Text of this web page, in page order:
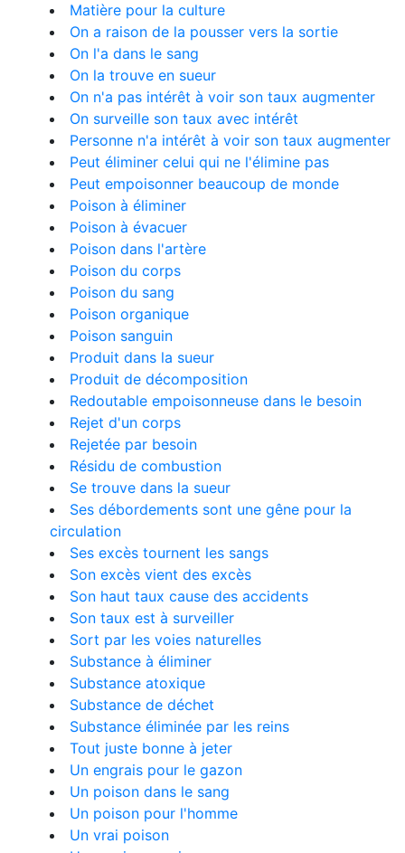
Matière pour la culture
On a raison de la pousser vers la sortie
On l'a dans le sang
On la trouve en sueur
On n'a pas intérêt à voir son taux augmenter
On surveille son taux avec intérêt
Personne n'a intérêt à voir son taux augmenter
Peut éliminer celui qui ne l'élimine pas
Peut empoisonner beaucoup de monde
Poison à éliminer
Poison à évacuer
Poison dans l'artère
Poison du corps
Poison du sang
Poison organique
Poison sanguin
Produit dans la sueur
Produit de décomposition
Redoutable empoisonneuse dans le besoin
Rejet d'un corps
Rejetée par besoin
Résidu de combustion
Se trouve dans la sueur
Ses débordements sont une gêne pour la
circulation
Ses excès tournent les sangs
Son excès vient des excès
Son haut taux cause des accidents
Son taux est à surveiller
Sort par les voies naturelles
Substance à éliminer
Substance atoxique
Substance de déchet
Substance éliminée par les reins
Tout juste bonne à jeter
Un engrais pour le gazon
Un poison dans le sang
Un poison pour l'homme
Un vrai poison